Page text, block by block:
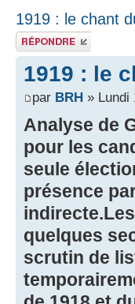
1919 : le chant
Publier une
réponse
1919 : le
par BRH » Lundi
Analyse de
pour les
seule
présence
quelques
scrutin de